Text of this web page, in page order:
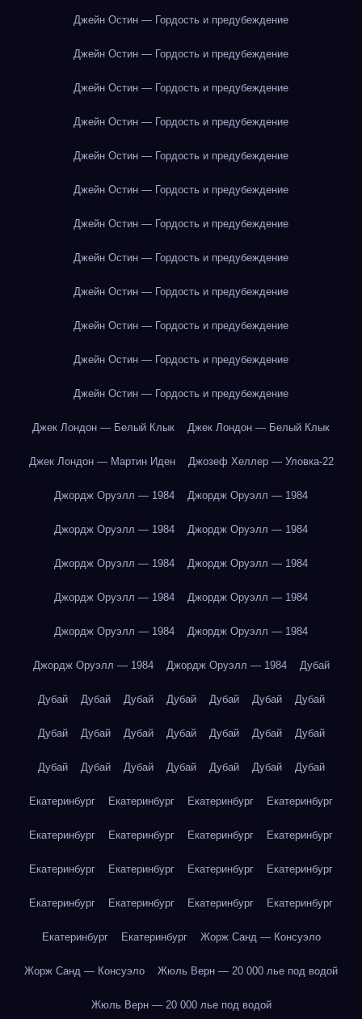
Джейн Остин — Гордость и предубеждение
Джейн Остин — Гордость и предубеждение
Джейн Остин — Гордость и предубеждение
Джейн Остин — Гордость и предубеждение
Джейн Остин — Гордость и предубеждение
Джейн Остин — Гордость и предубеждение
Джейн Остин — Гордость и предубеждение
Джейн Остин — Гордость и предубеждение
Джейн Остин — Гордость и предубеждение
Джейн Остин — Гордость и предубеждение
Джейн Остин — Гордость и предубеждение
Джейн Остин — Гордость и предубеждение
Джек Лондон — Белый Клык Джек Лондон — Белый Клык
Джек Лондон — Мартин Иден Джозеф Хеллер — Уловка-22
Джордж Оруэлл — 1984 Джордж Оруэлл — 1984
Джордж Оруэлл — 1984 Джордж Оруэлл — 1984
Джордж Оруэлл — 1984 Джордж Оруэлл — 1984
Джордж Оруэлл — 1984 Джордж Оруэлл — 1984
Джордж Оруэлл — 1984 Джордж Оруэлл — 1984
Джордж Оруэлл — 1984 Джордж Оруэлл — 1984 Дубай
Дубай Дубай Дубай Дубай Дубай Дубай Дубай
Дубай Дубай Дубай Дубай Дубай Дубай Дубай
Дубай Дубай Дубай Дубай Дубай Дубай Дубай
Екатеринбург Екатеринбург Екатеринбург Екатеринбург
Екатеринбург Екатеринбург Екатеринбург Екатеринбург
Екатеринбург Екатеринбург Екатеринбург Екатеринбург
Екатеринбург Екатеринбург Екатеринбург Екатеринбург
Екатеринбург Екатеринбург Жорж Санд — Консуэло
Жорж Санд — Консуэло Жюль Верн — 20 000 лье под водой
Жюль Верн — 20 000 лье под водой